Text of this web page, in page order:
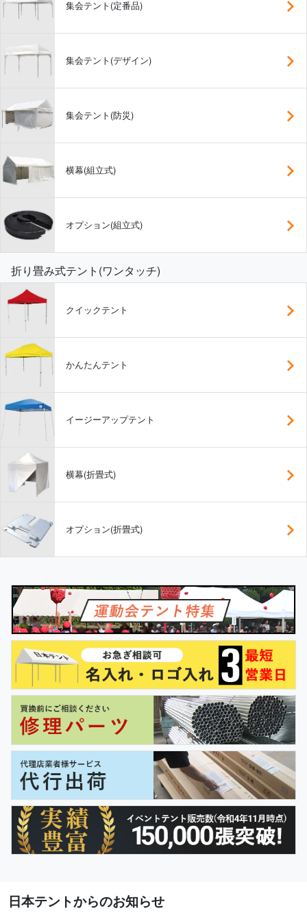
集会テント(定番品)
集会テント(デザイン)
集会テント(防災)
横幕(組立式)
オプション(組立式)
折り畳み式テント(ワンタッチ)
クイックテント
かんたんテント
イージーアップテント
横幕(折畳式)
オプション(折畳式)
日本テントからのお知らせ